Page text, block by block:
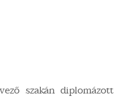
szakán diplomázott